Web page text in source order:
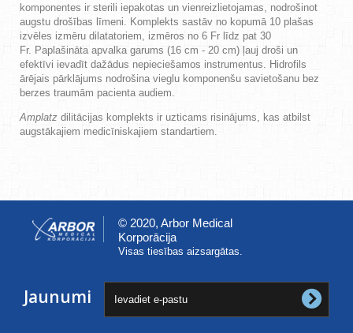
komponentes ir sterili iepakotas un vienreizlietojamas, nodrošinot
augstu drošības līmeni. Komplekts sastāv no kopumā 10 plašas
izvēles izmēru dilatatoriem , izmēros no 6 Fr līdz pat 30
Fr. Paplašināta apvalka garums (16 cm - 20 cm) ļauj droši un
efektīvi ievadīt dažādus nepieciešamos instrumentus. Hidrofils
ārējais pārklājums nodrošina vieglu komponenšu savietošanu bez
berzes traumām pacienta audiem.
Amplatz dilitācijas komplekts ir uzticams risinājums, kas atbilst
augstākajiem medicīniskajiem standartiem.
© 2020, Arbor Medical
Korporācija
Visas tiesības aizsargātas.
Jaunumi